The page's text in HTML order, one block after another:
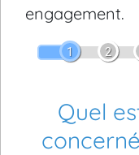
engagement.
1 2
Quel